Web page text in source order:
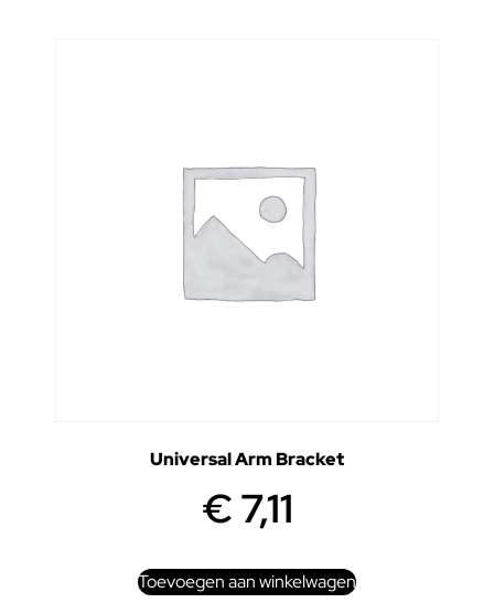
Universal Arm Bracket
€7,11
Toevoegen aan winkelwagen